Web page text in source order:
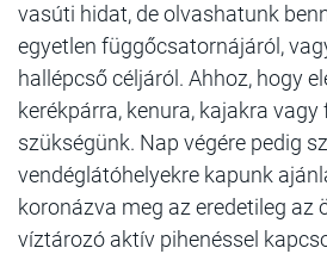
vasúti hidat, de olvashatunk
egyetlen függőcsatornájáról,
hallépcső céljáról. Ahhoz, hogy
kerékpárra, kenura, kajakra
szükségünk. Nap végére pedig
vendéglátóhelyekre kapunk
koronázva meg az eredetileg az
víztározó aktív pihenéssel